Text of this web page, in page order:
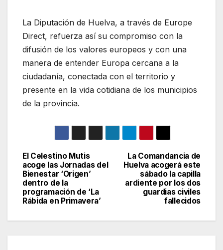
La Diputación de Huelva, a través de Europe
Direct, refuerza así su compromiso con la
difusión de los valores europeos y con una
manera de entender Europa cercana a la
ciudadanía, conectada con el territorio y
presente en la vida cotidiana de los municipios
de la provincia.
Navegación
de
entradas
La Comandancia de
Huelva acogerá este
sábado la capilla
ardiente por los dos
guardias civiles
fallecidos
El Celestino Mutis
acoge las Jornadas del
Bienestar ‘Origen’
dentro de la
programación de ‘La
Rábida en Primavera’